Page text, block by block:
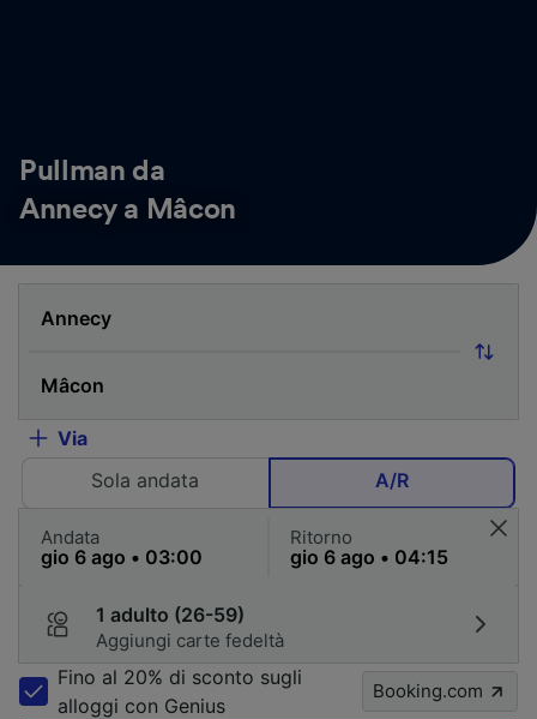
Pullman da
Annecy a Mâcon
Via
Sola andata
A/R
Andata Ritorno
1 adulto (26-59)
Aggiungi carte fedeltà
Fino al 20% di sconto sugli
alloggi con Genius
Booking.com